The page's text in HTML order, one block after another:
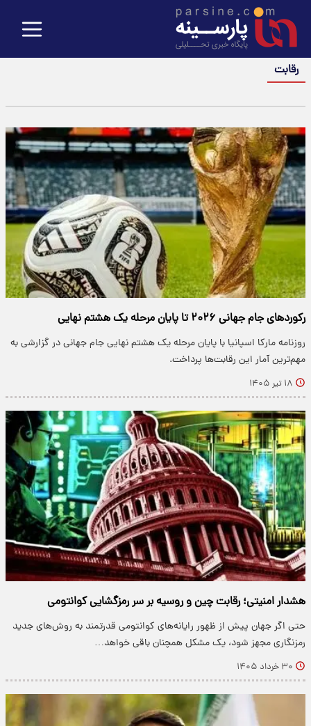
رقابت
رکوردهای جام جهانی ۲۰۲۶ تا پایان مرحله یک هشتم نهایی
روزنامه مارکا اسپانیا با پایان مرحله یک هشتم نهایی جام جهانی در گزارشی به
مهم‌ترین آمار این رقابت‌ها پرداخت.
۱۸ تیر ۱۴۰۵
هشدار امنیتی؛ رقابت چین و روسیه بر سر رمزگشایی کوانتومی
حتی اگر جهان پیش از ظهور رایانه‌های کوانتومی قدرتمند به روش‌های جدید
رمزنگاری مجهز شود، یک مشکل همچنان باقی خواهد…
۳۰ خرداد ۱۴۰۵